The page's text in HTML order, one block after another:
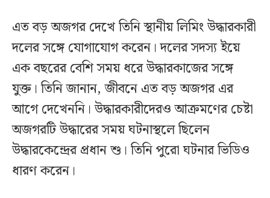
এত বড় অজগর দেখে তিনি স্থানীয় লিমিং উদ্ধারকারী
দলের সঙ্গে যোগাযোগ করেন। দলের সদস্য ইয়ে
এক বছরের বেশি সময় ধরে উদ্ধারকাজের সঙ্গে
যুক্ত। তিনি জানান, জীবনে এত বড় অজগর এর
আগে দেখেননি। উদ্ধারকারীদেরও আক্রমণের চেষ্টা
অজগরটি উদ্ধারের সময় ঘটনাস্থলে ছিলেন
উদ্ধারকেন্দ্রের প্রধান শু। তিনি পুরো ঘটনার ভিডিও
ধারণ করেন।